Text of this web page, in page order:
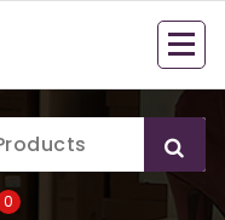
0